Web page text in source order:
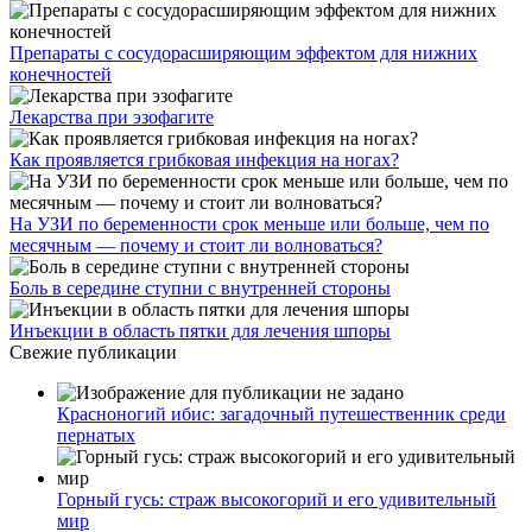
Препараты с сосудорасширяющим эффектом для нижних
конечностей
Лекарства при эзофагите
Как проявляется грибковая инфекция на ногах?
На УЗИ по беременности срок меньше или больше, чем по
месячным — почему и стоит ли волноваться?
Боль в середине ступни с внутренней стороны
Инъекции в область пятки для лечения шпоры
Свежие публикации
Красноногий ибис: загадочный путешественник среди
пернатых
Горный гусь: страж высокогорий и его удивительный
мир